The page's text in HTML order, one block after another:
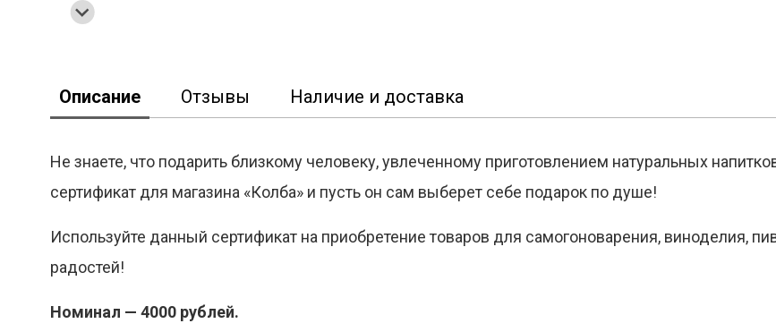
Описание Отзывы Наличие и доставка
Не знаете, что подарить близкому человеку, увлеченному приготовлением натуральных
сертификат для магазина «Колба» и пусть он сам выберет себе подарок по душе!
Используйте данный сертификат на приобретение товаров для самогоноварения, виноделия,
радостей!
Номинал — 4000 рублей.